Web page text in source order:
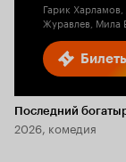
Гарик
Журавлев, Мила
Последний
2026, комедия